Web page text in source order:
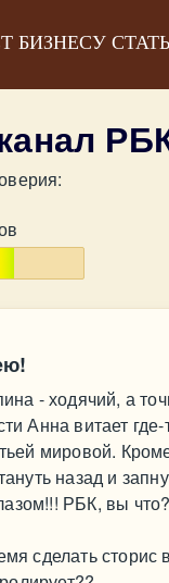
БИЗНЕСУ
- ходячий, а
Анна витает
мировой.
назад и
РБК, вы
сделать сторис